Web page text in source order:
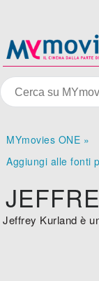
MYmovies ONE »
Aggiungi alle fonti
Jeffrey Kurland è